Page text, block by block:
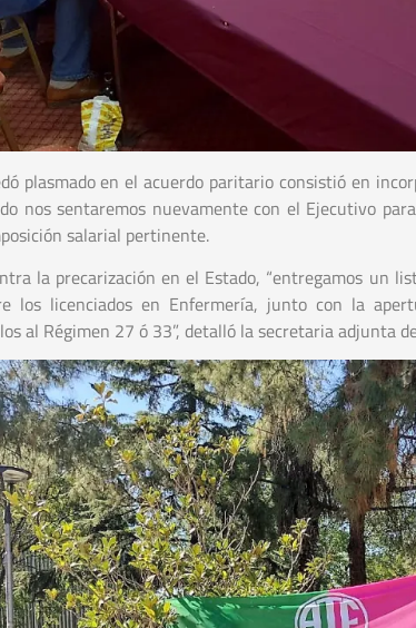
plasmado en el acuerdo paritario consistió en
nos sentaremos nuevamente con el Ejecutivo
salarial pertinente.
la precarización en el Estado, “entregamos un
los licenciados en Enfermería, junto con la
al Régimen 27 ó 33”, detalló la secretaria adjunta